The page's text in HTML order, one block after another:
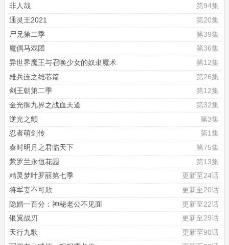
非人哉
第94集
通灵王2021
第20集
尸兄第二季
第39集
魔偶马戏团
第36集
异世界魔王与召唤少女的奴隶魔术
第12集
雄兵连之雄芯篇
第26集
剑王朝第二季
第12集
金光御九界之战血天道
第32集
逆光之颤
第3集
忍者萌剑传
第1集
秦时明月之君临天下
第75集
紫罗兰永恒花园
第13集
精灵梦叶罗丽第七季
更新至24话
将军妻不可欺
更新至20话
隐婚一百分：神秘老公不见面
更新至22话
银翼战刃
更新至29话
天行九歌
更新至90话